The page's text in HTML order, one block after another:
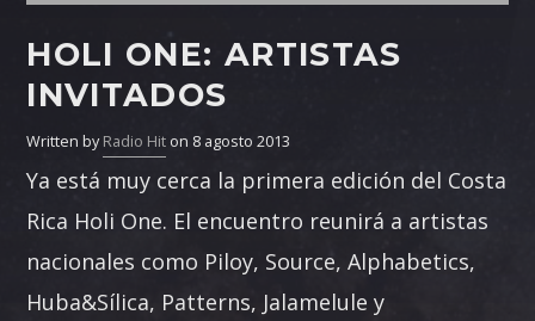
HOLI ONE: ARTISTAS
INVITADOS
Written byRadio Hit on 8 agosto 2013
Ya está muy cerca la primera edición del Costa
Rica Holi One. El encuentro reunirá a artistas
nacionales como Piloy, Source, Alphabetics,
Huba&Sílica, Patterns, Jalamelule y